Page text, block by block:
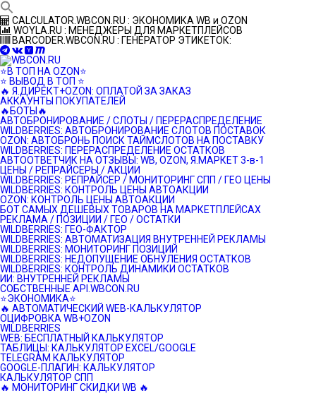
Перейти
к
контенту
CALCULATOR.WBCON.RU : ЭКОНОМИКА WB и OZON
WOYLA.RU : МЕНЕДЖЕРЫ ДЛЯ МАРКЕТПЛЕЙСОВ
BARCODER.WBCON.RU : ГЕНЕРАТОР ЭТИКЕТОК:
⭐️В ТОП НА OZON⭐️
⭐️ ВЫВОД В ТОП ⭐️
🔥 Я.ДИРЕКТ+OZON: ОПЛАТОЙ ЗА ЗАКАЗ
АККАУНТЫ ПОКУПАТЕЛЕЙ
🔥БОТЫ🔥
АВТОБРОНИРОВАНИЕ / СЛОТЫ / ПЕРЕРАСПРЕДЕЛЕНИЕ
WILDBERRIES: АВТОБРОНИРОВАНИЕ СЛОТОВ ПОСТАВОК
OZON: АВТОБРОНЬ ПОИСК ТАЙМСЛОТОВ НА ПОСТАВКУ
WILDBERRIES: ПЕРЕРАСПРЕДЕЛЕНИЕ ОСТАТКОВ
АВТООТВЕТЧИК НА ОТЗЫВЫ: WB, OZON, Я.МАРКЕТ 3-в-1
ЦЕНЫ / РЕПРАЙСЕРЫ / АКЦИИ
WILDBERRIES: РЕПРАЙСЕР / МОНИТОРИНГ СПП / ГЕО ЦЕНЫ
WILDBERRIES: КОНТРОЛЬ ЦЕНЫ АВТОАКЦИИ
OZON: КОНТРОЛЬ ЦЕНЫ АВТОАКЦИИ
БОТ САМЫХ ДЕШЕВЫХ ТОВАРОВ НА МАРКЕТПЛЕЙСАХ
РЕКЛАМА / ПОЗИЦИИ / ГЕО / ОСТАТКИ
WILDBERRIES: ГЕО-ФАКТОР
WILDBERRIES: АВТОМАТИЗАЦИЯ ВНУТРЕННЕЙ РЕКЛАМЫ
WILDBERRIES: МОНИТОРИНГ ПОЗИЦИЙ
WILDBERRIES: НЕДОПУЩЕНИЕ ОБНУЛЕНИЯ ОСТАТКОВ
WILDBERRIES: КОНТРОЛЬ ДИНАМИКИ ОСТАТКОВ
ИИ: ВНУТРЕННЕЙ РЕКЛАМЫ
СОБСТВЕННЫЕ API.WBCON.RU
⭐️ЭКОНОМИКА⭐️
🔥 АВТОМАТИЧЕСКИЙ WEB-КАЛЬКУЛЯТОР
ОЦИФРОВКА WB+OZON
WILDBERRIES
WEB: БЕСПЛАТНЫЙ КАЛЬКУЛЯТОР
ТАБЛИЦЫ: КАЛЬКУЛЯТОР EXCEL/GOOGLE
TELEGRAM КАЛЬКУЛЯТОР
GOOGLE-ПЛАГИН: КАЛЬКУЛЯТОР
КАЛЬКУЛЯТОР СПП
🔥 МОНИТОРИНГ СКИДКИ WB 🔥